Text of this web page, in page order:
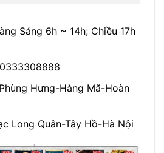
Sáng 6h ~ 14h; Chiều 17h
Hưng-Hàng Mã-Hoàn
Long Quân-Tây Hồ-Hà Nội